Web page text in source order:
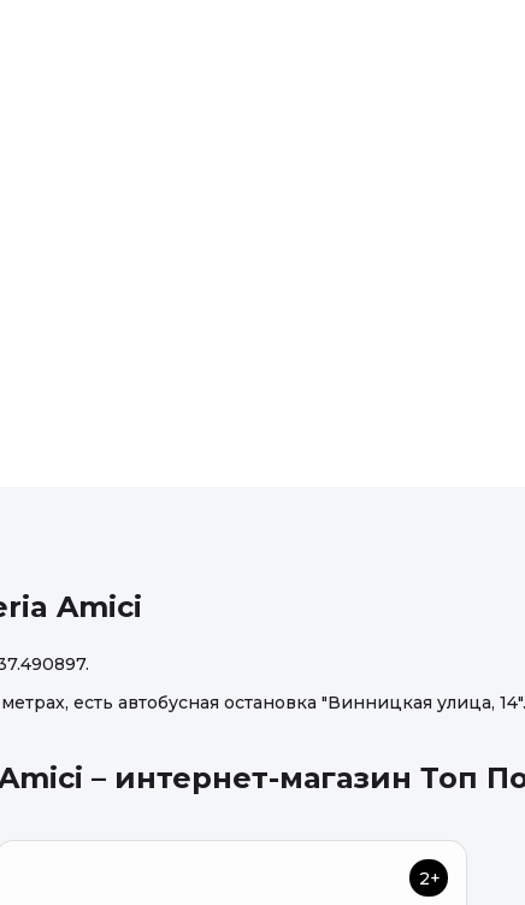
Amici
есть автобусная остановка "Винницкая улица,
– интернет-магазин Топ
2+